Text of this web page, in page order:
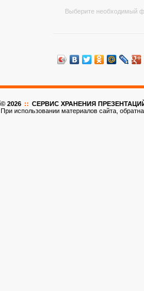
Выберите необходимый
© 2026 :: CЕРВИС ХРАНЕНИЯ ПРЕЗЕНТАЦИЙ
При использовании материалов сайта,